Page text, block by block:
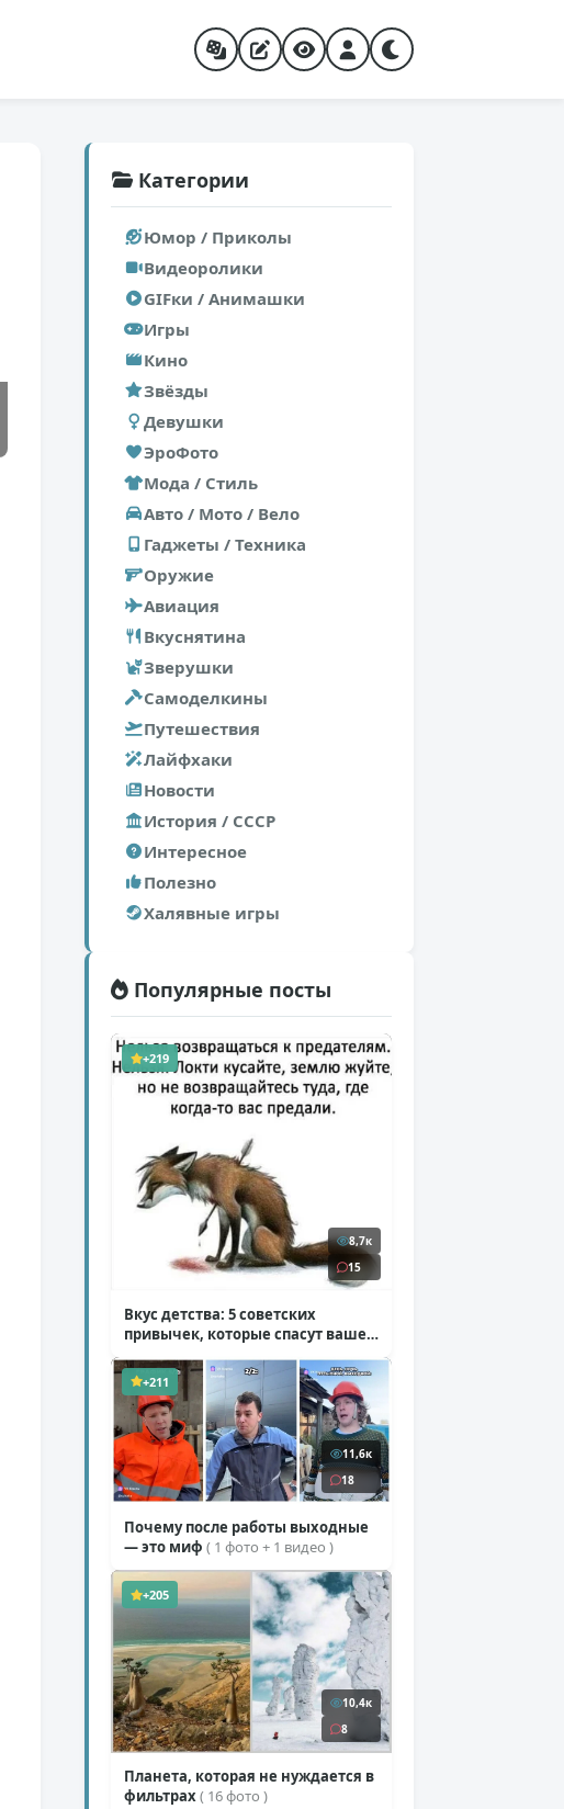
Категории
Юмор / Приколы
Видеоролики
GIFки / Анимашки
Игры
Кино
Звёзды
Девушки
ЭроФото
Мода / Стиль
Авто / Мото / Вело
Гаджеты / Техника
Оружие
Авиация
Вкуснятина
Зверушки
Самоделкины
Путешествия
Лайфхаки
Новости
История / СССР
Интересное
Полезно
Халявные игры
Популярные посты
+219
8,7к
15
Вкус детства: 5 советских
привычек, которые спасут ваше
+211
11,6к
18
Почему после работы выходные
— это миф ( 1 фото + 1 видео )
+205
10,4к
8
Планета, которая не нуждается в
фильтрах( 16 фото )